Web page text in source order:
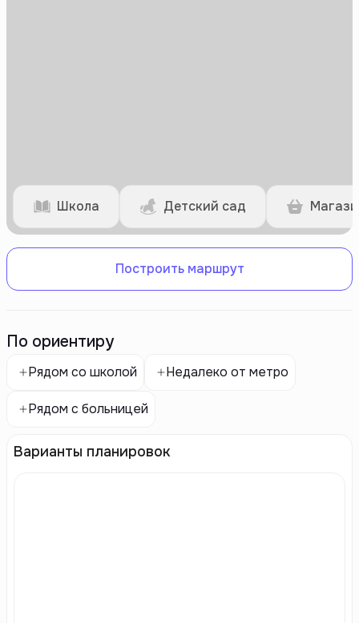
Школа Детский сад
Построить маршрут
По ориентиру
Рядом со школой Недалеко от метро
Рядом с больницей
Варианты планировок